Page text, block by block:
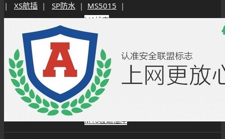
M9线束
M16连接器
M16板端插座
| XS航插 | SP防水 | MS5015 |